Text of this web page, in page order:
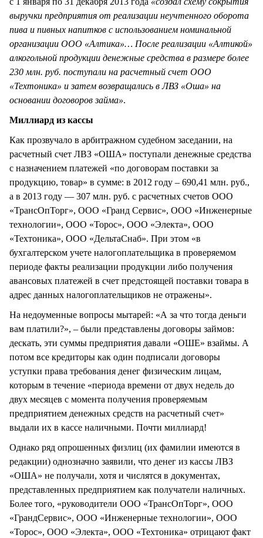
выручки предприятия от реализации неучтенного оборота
пива и пивных напитков с использованием номинальной
организации ООО «Алтика»… После реализации «Алтикой»
алкогольной продукции денежные средства в размере более
230 млн. руб. поступали на расчетный счет ООО
«Техтоника» и затем возвращались в ЛВЗ «Оша» на
основании договоров займа».
Миллиард из кассы
Как прозвучало в арбитражном судебном заседании, на
расчетный счет ЛВЗ «ОША» поступали денежные средства
с назначением платежей «по договорам поставки за
продукцию, товар» в сумме: в 2012 году – 690,41 млн. руб.,
а в 2013 году — 307 млн. руб. с расчетных счетов ООО
«ТрансОпТорг», ООО «Гранд Сервис», ООО «Инженерные
технологии», ООО «Торос», ООО «Электа», ООО
«Техтоника», ООО «ДельтаСнаб». При этом «в
бухгалтерском учете налогоплательщика в проверяемом
периоде факты реализации продукции либо получения
авансовых платежей в счет предстоящей поставки товара в
адрес данных налогоплательщиков не отражены».
На недоуменные вопросы мытарей: «А за что тогда деньги
вам платили?», – были представлены договоры займов:
дескать, эти суммы предприятия давали «ОШЕ» взаймы. А
потом все кредиторы как один подписали договоры
уступки права требования денег физическим лицам,
которым в течение «периода времени от двух недель до
двух месяцев с момента получения проверяемым
предприятием денежных средств на расчетный счет»
выдали их в кассе наличными. Почти миллиард!
Однако ряд опрошенных физлиц (их фамилии имеются в
редакции) однозначно заявили, что денег из кассы ЛВЗ
«ОША» не получали, хотя и числятся в документах,
представленных предприятием как получатели наличных.
Более того, «руководители ООО «ТрансОпТорг», ООО
«ГрандСервис», ООО «Инженерные технологии», ООО
«Торос», ООО «Электа», ООО «Техтоника» отрицают факт